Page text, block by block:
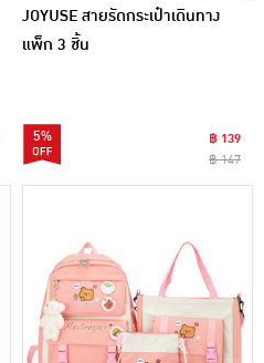
JOYUSE สายรัดกระเป๋าเดินทาง
แพ็ก 3 ชิ้น
5%
฿ 139
฿ 147